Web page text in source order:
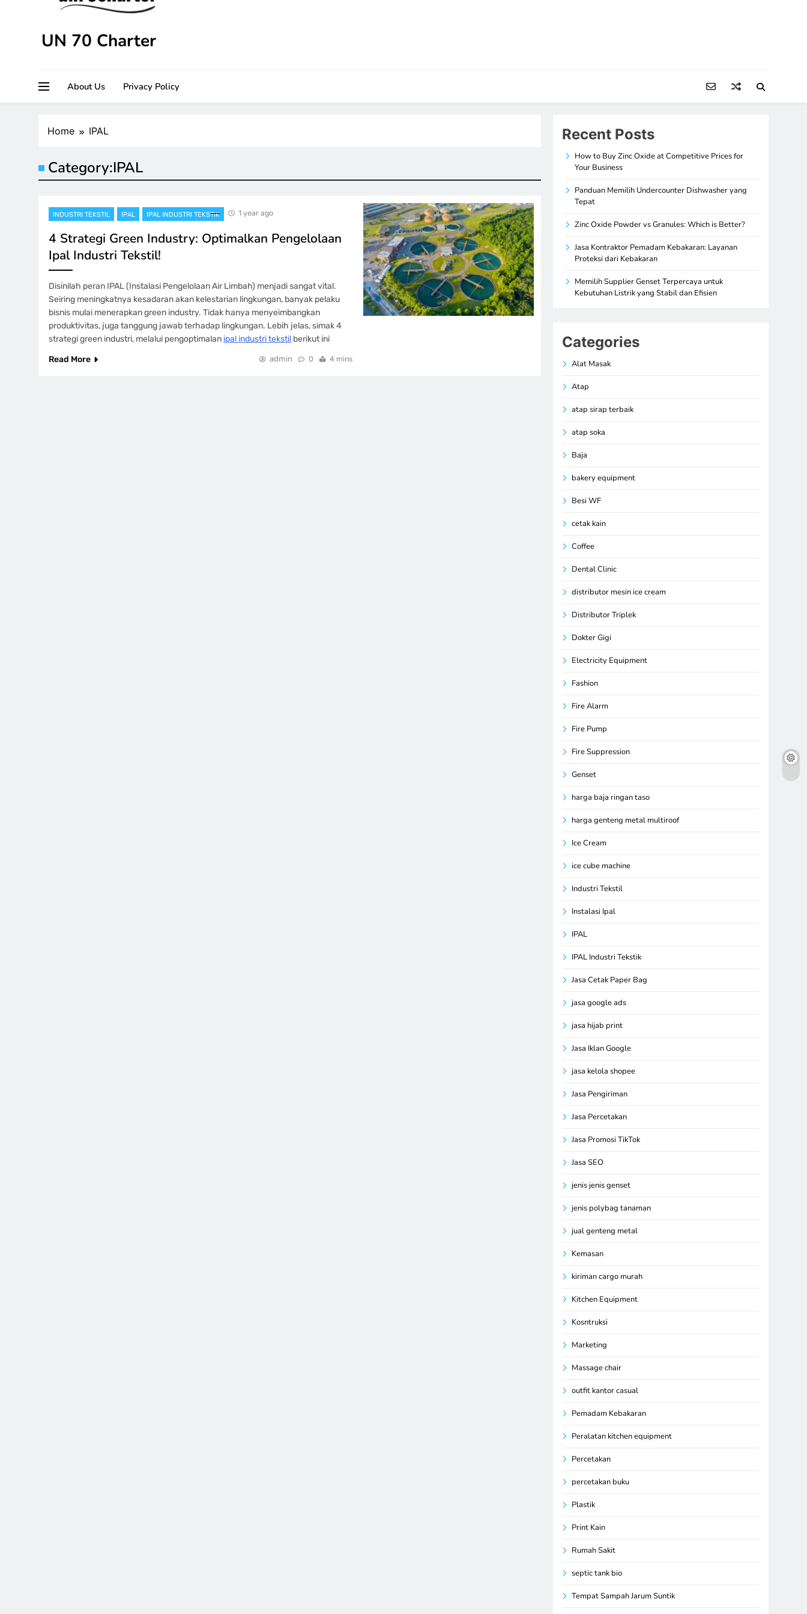
UN 70 Charter
About Us Privacy Policy
Home IPAL
Category:IPAL
INDUSTRI TEKSTIL IPAL IPAL INDUSTRI TEKSTIK 1 year ago
4 Strategi Green Industry: Optimalkan Pengelolaan
Ipal Industri Tekstil!
Disinilah peran IPAL (Instalasi Pengelolaan Air Limbah) menjadi sangat vital.
Seiring meningkatnya kesadaran akan kelestarian lingkungan, banyak pelaku
bisnis mulai menerapkan green industry. Tidak hanya menyeimbangkan
produktivitas, juga tanggung jawab terhadap lingkungan. Lebih jelas, simak 4
strategi green industri, melalui pengoptimalan ipal industri tekstil berikut ini
Read More
admin 0 4 mins
Recent Posts
How to Buy Zinc Oxide at Competitive Prices for
Your Business
Panduan Memilih Undercounter Dishwasher yang
Tepat
Zinc Oxide Powder vs Granules: Which is Better?
Jasa Kontraktor Pemadam Kebakaran: Layanan
Proteksi dari Kebakaran
Memilih Supplier Genset Terpercaya untuk
Kebutuhan Listrik yang Stabil dan Efisien
Categories
Alat Masak
Atap
atap sirap terbaik
atap soka
Baja
bakery equipment
Besi WF
cetak kain
Coffee
Dental Clinic
distributor mesin ice cream
Distributor Triplek
Dokter Gigi
Electricity Equipment
Fashion
Fire Alarm
Fire Pump
Fire Suppression
Genset
harga baja ringan taso
harga genteng metal multiroof
Ice Cream
ice cube machine
Industri Tekstil
Instalasi Ipal
IPAL
IPAL Industri Tekstik
Jasa Cetak Paper Bag
jasa google ads
jasa hijab print
Jasa Iklan Google
jasa kelola shopee
Jasa Pengiriman
Jasa Percetakan
Jasa Promosi TikTok
Jasa SEO
jenis jenis genset
jenis polybag tanaman
jual genteng metal
Kemasan
kiriman cargo murah
Kitchen Equipment
Kosntruksi
Marketing
Massage chair
outfit kantor casual
Pemadam Kebakaran
Peralatan kitchen equipment
Percetakan
percetakan buku
Plastik
Print Kain
Rumah Sakit
septic tank bio
Tempat Sampah Jarum Suntik